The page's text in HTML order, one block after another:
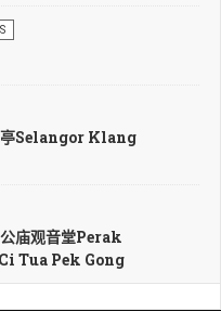
亭Selangor Klang
庙观音堂Perak
Tua Pek Gong